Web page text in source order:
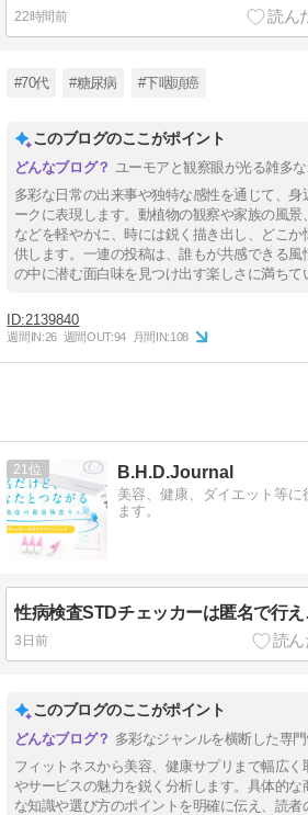
22時間前
#70代 #糖尿病 #下咽頭癌
このブログのここがポイント
ユーモアと観察眼が光る雑多
多彩な日常の出来事や独特な感性を通じて、身
ークに表現します。動植物の観察や家族の風
などを軽やかに、時には鋭く描き出し、どこ
供します。一連の投稿は、誰もが共感できる
の中に潜む面白味を見つけ出す楽しさに満ちて
2139840
週間IN:26 週間OUT:94 月間IN:108
21 B.H.D.Journal
美容、健康、ダイエット等
ます。
性病検
3日前
このブログのここがポイント
多彩なジャンルを横断した専
フィットネスから美容、健康サプリまで幅広
やサービスの魅力を鋭く分析します。具体的
な知識や選び方のポイントを明確に伝え、読者